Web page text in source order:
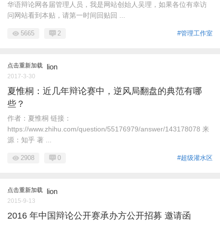
华语辩论网各届管理人员，我是网站创始人吴理，如果各位有幸访
问网站看到本贴，请第一时间回贴回 ...
#管理工作室
5665 2
点击重新加载 lion
2017-3-30
夏惟桐：近几年辩论赛中，逆风局翻盘的典范有哪
些？
作者：夏惟桐 链接：
https://www.zhihu.com/question/55176979/answer/143178078 来
源：知乎 著 ...
#超级灌水区
2908 0
点击重新加载 lion
2015-9-13
2016 年中国辩论公开赛承办方公开招募 邀请函